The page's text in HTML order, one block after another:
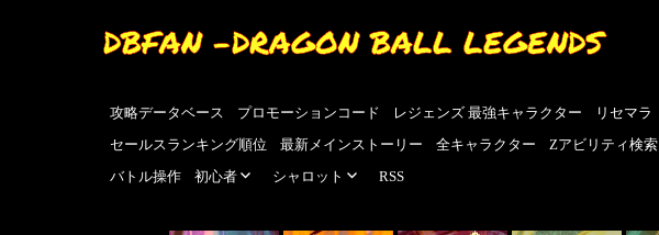
DBFAN -DRAGON BALL LEGENDS
攻略データベース プロモーションコード レジェンズ 最強キャラクター リセマラ
セールスランキング順位
最新メインストーリー 全キャラクター Zアビリティ検索
バトル操作
初心者 シャロット RSS